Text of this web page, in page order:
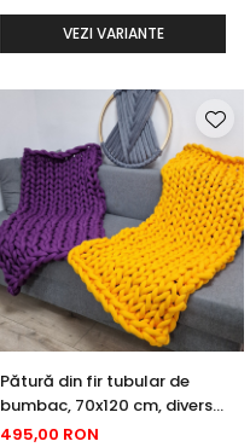
VEZI VARIANTE
Pătură din fir tubular de
bumbac, 70x120 cm, diverse
culori
495,00 RON